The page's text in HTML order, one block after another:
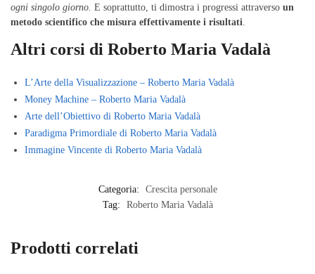
ogni singolo giorno. E soprattutto, ti dimostra i progressi attraverso un
metodo scientifico che misura effettivamente i risultati
Altri corsi di Roberto Maria Vadalà
L’Arte della Visualizzazione – Roberto Maria Vadalà
Money Machine – Roberto Maria Vadalà
Arte dell’Obiettivo di Roberto Maria Vadalà
Paradigma Primordiale di Roberto Maria Vadalà
Immagine Vincente di Roberto Maria Vadalà
Categoria:
Crescita personale
Tag:
Roberto Maria Vadalà
Prodotti correlati